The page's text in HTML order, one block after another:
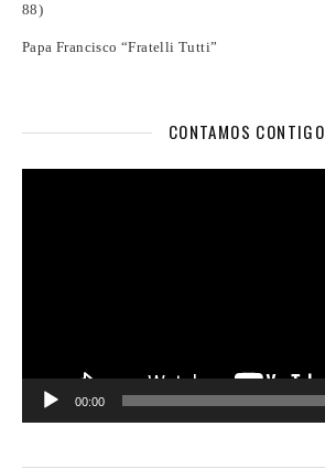
88)
Papa Francisco “Fratelli Tutti”
CONTAMOS CONTIGO
00:00